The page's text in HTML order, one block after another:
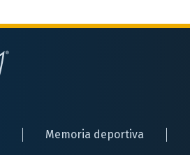
Memoria deportiva